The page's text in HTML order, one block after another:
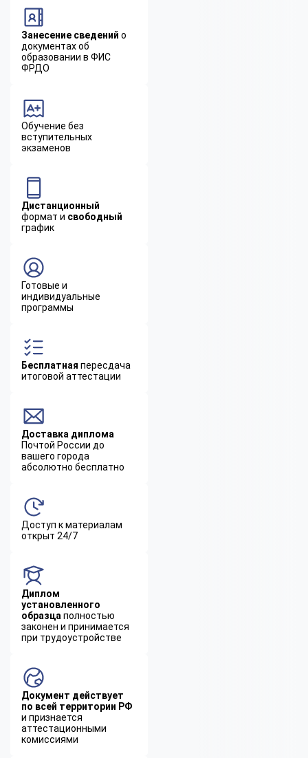
Занесение сведений о
документах об
образовании в ФИС
ФРДО
Обучение без
вступительных
экзаменов
Дистанционный
формат и свободный
график
Готовые и
индивидуальные
программы
Бесплатная пересдача
итоговой аттестации
Доставка диплома
Почтой России до
вашего города
абсолютно бесплатно
Доступ к материалам
открыт 24/7
Диплом
установленного
образца полностью
законен и принимается
при трудоустройстве
Документ действует
по всей территории РФ
и признается
аттестационными
комиссиями